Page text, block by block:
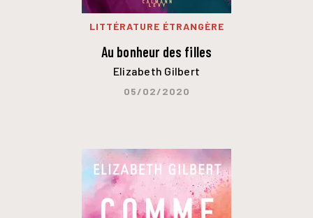
LITTÉRATURE ÉTRANGÈRE
Au bonheur des filles
Elizabeth Gilbert
05/02/2020